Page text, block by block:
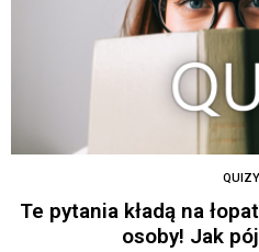
QUIZY
Te pytania kładą na
osoby! Jak